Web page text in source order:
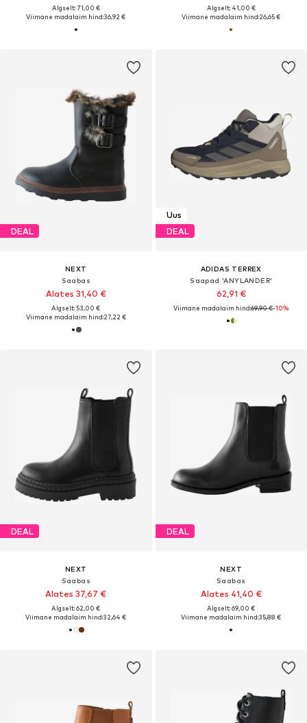
Algselt: 71,00 €
Viimane madalaim hind:36,92 €
Algselt: 41,00 €
Viimane madalaim hind:26,65 €
DEAL
NEXT
Saabas
Alates 31,40 €
Algselt: 53,00 €
Viimane madalaim hind:27,22 €
Uus
DEAL
ADIDAS TERREX
Saapad 'ANYLANDER'
62,91 €
Viimane madalaim hind:69,90 €-10%
DEAL
NEXT
Saabas
Alates 37,67 €
Algselt: 62,00 €
Viimane madalaim hind:32,64 €
DEAL
NEXT
Saabas
Alates 41,40 €
Algselt: 69,00 €
Viimane madalaim hind:35,88 €